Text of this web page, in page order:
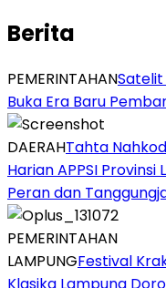
Berita
PEMERINTAHANSatelit
Buka Era Baru
DAERAHTahta
Harian APPSI
Peran dan
PEMERINTAHAN
LAMPUNGFestival